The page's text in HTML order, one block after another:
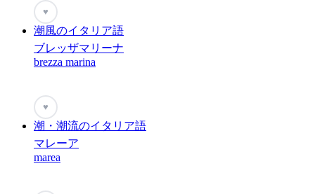
♥
潮風のイタリア語
ブレッザマリーナ
brezza marina
♥
潮・潮流のイタリア語
マレーア
marea